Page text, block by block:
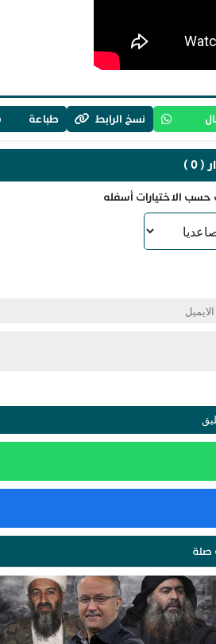
نسخ الرابط طباعة
0 )
حسب الاختيارات أسفله
صلة